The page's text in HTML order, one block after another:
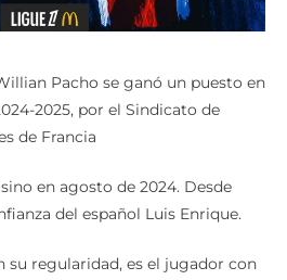
Pacho se ganó un puesto en
2025, por el Sindicato de
de Francia
en agosto de 2024. Desde
del español Luis Enrique.
su regularidad, es el jugador con